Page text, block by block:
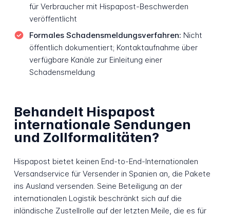
für Verbraucher mit Hispapost-Beschwerden
veröffentlicht
Formales Schadensmeldungsverfahren: Nicht
öffentlich dokumentiert; Kontaktaufnahme über
verfügbare Kanäle zur Einleitung einer
Schadensmeldung
Behandelt Hispapost
internationale Sendungen
und Zollformalitäten?
Hispapost bietet keinen End-to-End-Internationalen
Versandservice für Versender in Spanien an, die Pakete
ins Ausland versenden. Seine Beteiligung an der
internationalen Logistik beschränkt sich auf die
inländische Zustellrolle auf der letzten Meile, die es für